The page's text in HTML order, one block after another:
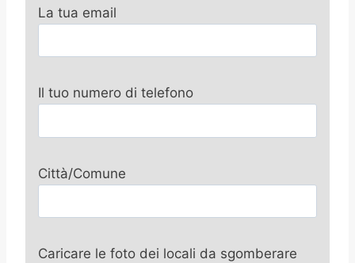
La tua email
Il tuo numero di telefono
Città/Comune
Caricare le foto dei locali da sgomberare